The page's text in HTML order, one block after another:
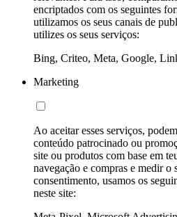
encriptados com os seguintes
utilizamos os seus canais de
utilizes os seus serviços:
Bing, Criteo, Meta, Google,
Marketing
Ao aceitar esses serviços,
conteúdo patrocinado ou
site ou produtos com base em
navegação e compras e medir o
consentimento, usamos os
neste site: